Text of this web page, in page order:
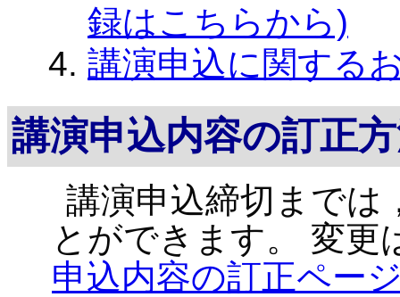
録はこちらから)
講演申込に関する
講演申込内容の訂正
講演申込締切までは
とができます。 変
申込内容の訂正ペー